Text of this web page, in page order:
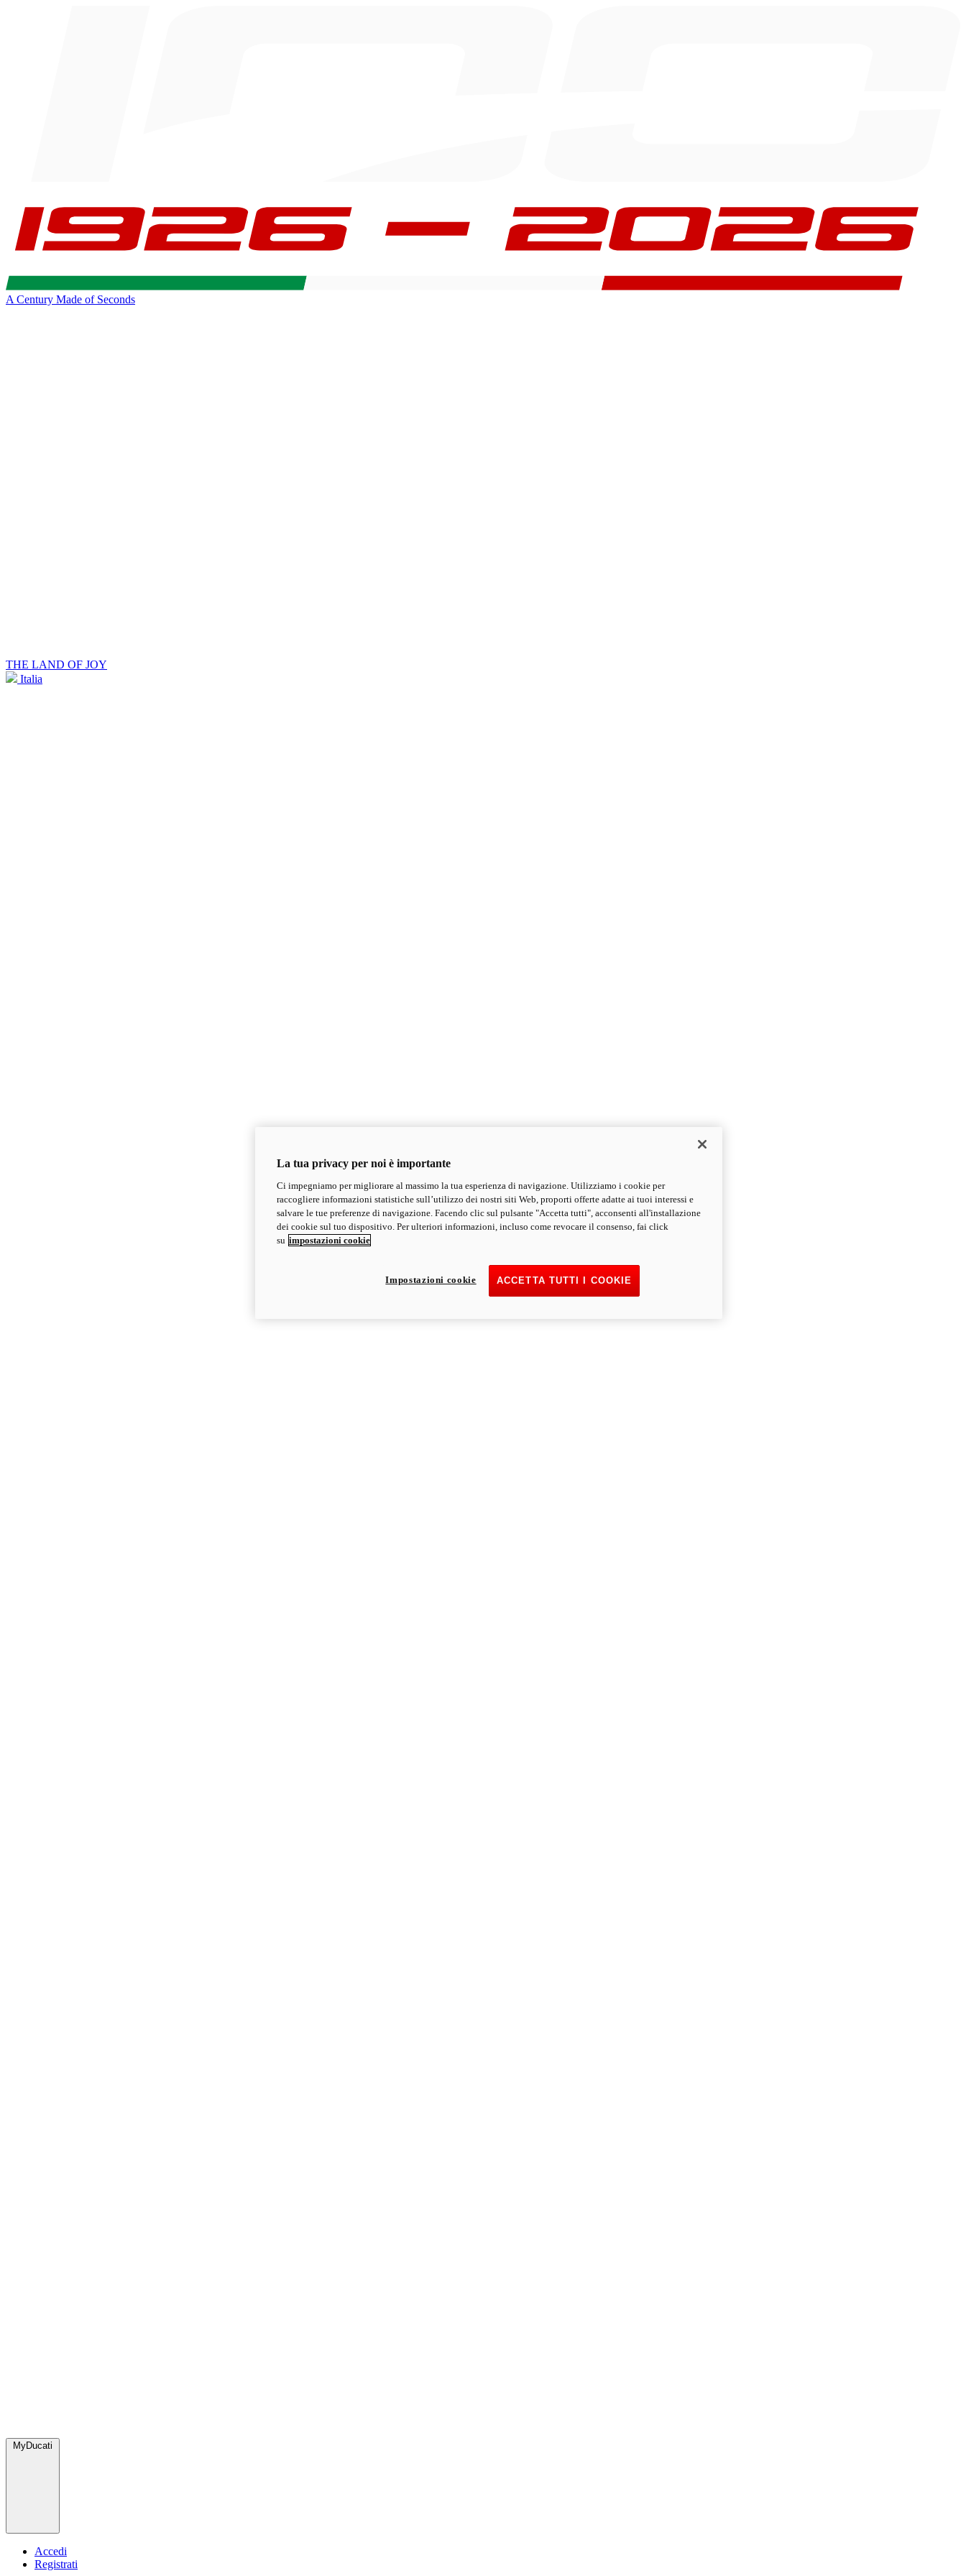
A Century Made of Seconds
THE LAND OF JOY
Italia
MyDucati
Accedi
Registrati
La tua privacy per noi è importante
Ci impegniamo per migliorare al massimo la tua esperienza di navigazione. Utilizziamo i cookie per
raccogliere informazioni statistiche sull’utilizzo dei nostri siti Web, proporti offerte adatte ai tuoi interessi e
salvare le tue preferenze di navigazione. Facendo clic sul pulsante "Accetta tutti", acconsenti all'installazione
dei cookie sul tuo dispositivo. Per ulteriori informazioni, incluso come revocare il consenso, fai click
su impostazioni cookie
ACCETTA TUTTI I COOKIE
Impostazioni cookie